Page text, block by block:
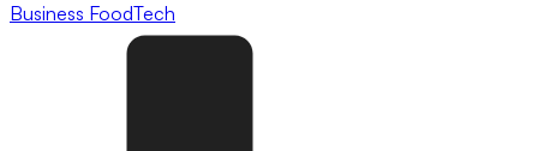
Business FoodTech